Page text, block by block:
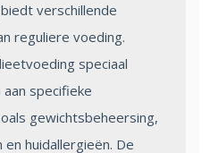
verschillende
reguliere voeding.
speciaal
specifieke
gewichtsbeheersing,
huidallergieën. De